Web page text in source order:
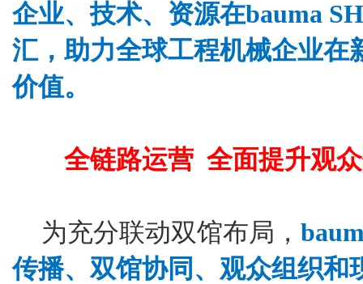
企业、技术、资源在bauma
汇，助力全球工程机械企业在
价值。
全链路运营 全面提升观
为充分联动双馆布局，
传播、双馆协同、观众组织和